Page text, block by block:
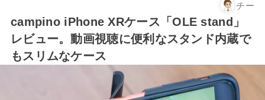
チー
campino iPhone XRケース「OLE stand」
レビュー。動画視聴に便利なスタンド内蔵で
もスリムなケース